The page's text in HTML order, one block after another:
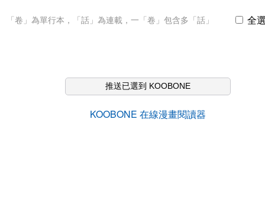
「卷」為單行本，「話」為連載，一「卷」包含多「話」 全
推送已選到 KOOBONE
KOOBONE 在線漫畫閱讀器